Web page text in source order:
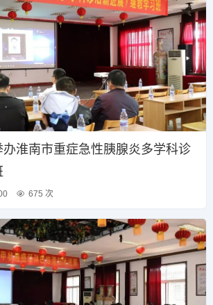
淮南市重症急性胰腺炎多学科诊
675 次